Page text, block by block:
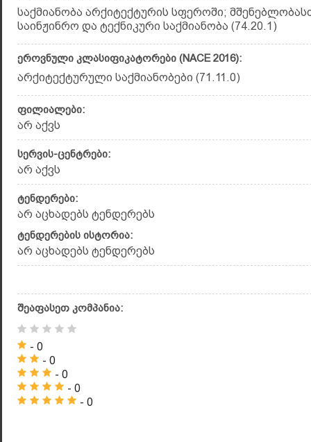
საქმიანობა არქიტექტურის სფეროში;
საინჟინრო და ტექნიკური საქმიანობა (74.20.1)
ეროვნული კლასიფიკატორები (NACE 2016):
არქიტექტურული საქმიანობები (71.11.0)
ფილიალები:
არ აქვს
სერვის-ცენტრები:
არ აქვს
ტენდერები:
არ აცხადებს ტენდერებს
ტენდერების ისტორია:
არ აცხადებს ტენდერებს
შეაფასეთ კომპანია:
- 0
- 0
- 0
- 0
- 0